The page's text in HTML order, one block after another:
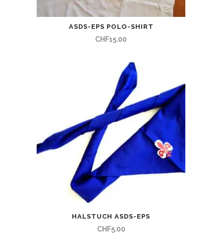
ASDS-EPS POLO-SHIRT
CHF15.00
HALSTUCH ASDS-EPS
CHF5.00